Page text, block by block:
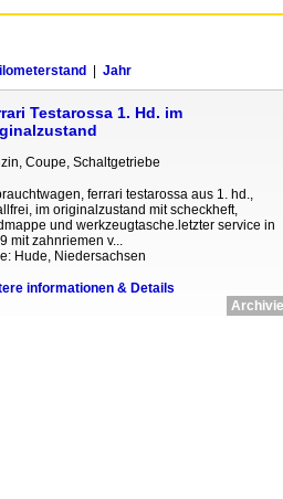
Jahr
Testarossa 1. Hd. im
Coupe, Schaltgetriebe
ferrari testarossa aus 1. hd.,
im originalzustand mit scheckheft,
und werkzeugtasche.letzter service in
mit zahnriemen v...
Hude, Niedersachsen
informationen & Details